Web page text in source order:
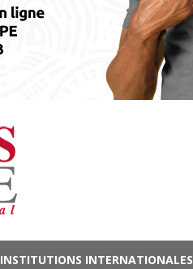
INSTITUTIONS INTERNATIONALES